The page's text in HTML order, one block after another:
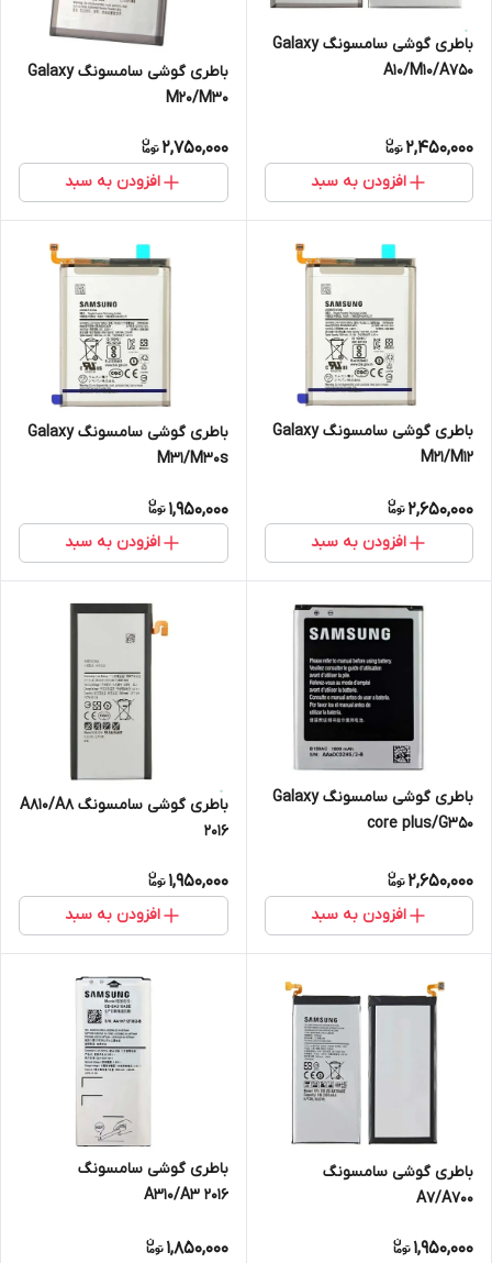
باطری گوشی سامسونگ Galaxy
A10/M10/A750
2,450,000
افزودن به سبد
باطری گوشی سامسونگ Galaxy
M20/M30
2,750,000
افزودن به سبد
باطری گوشی سامسونگ Galaxy
M21/M12
2,650,000
افزودن به سبد
باطری گوشی سامسونگ Galaxy
M31/M30s
1,950,000
افزودن به سبد
باطری گوشی سامسونگ Galaxy
core plus/G350
2,650,000
افزودن به سبد
باطری گوشی سامسونگ A810/A8
2016
1,950,000
افزودن به سبد
باطری گوشی سامسونگ
A7/A700
1,950,000
باطری گوشی سامسونگ
A310/A3 2016
1,850,000